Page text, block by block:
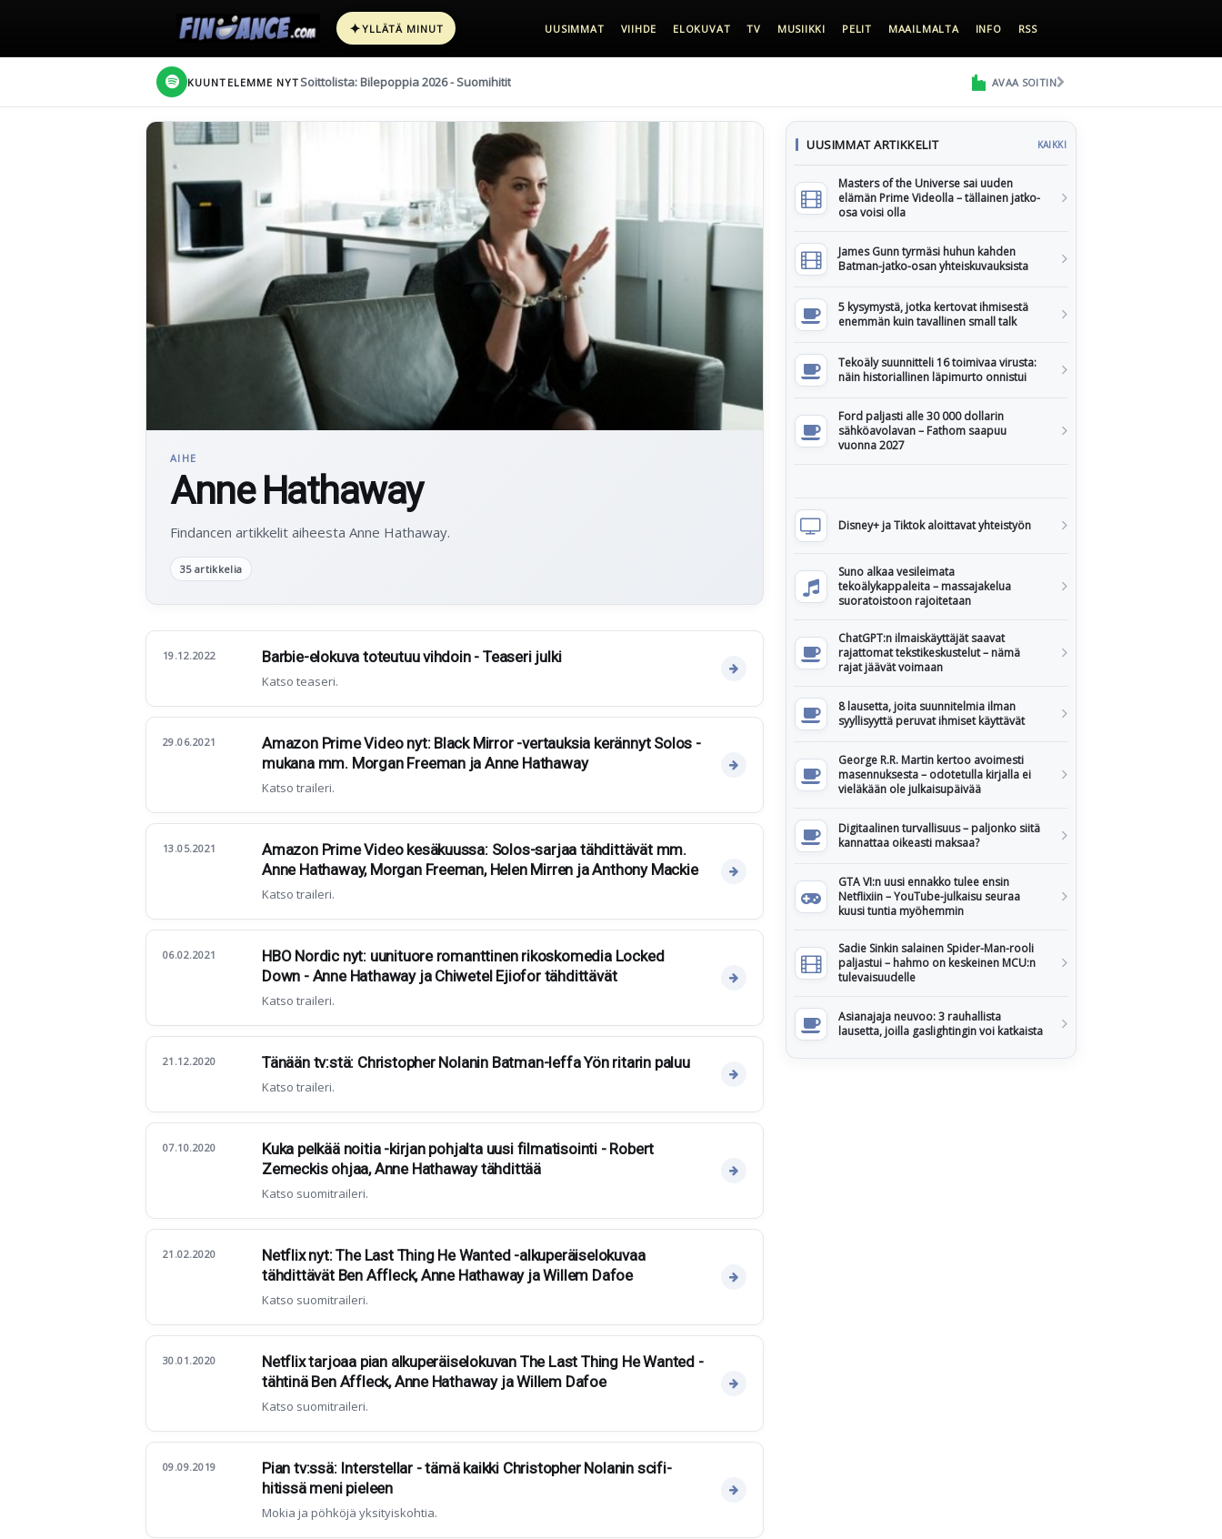
✦YLLÄTÄ MINUT UUSIMMAT VIIHDE ELOKUVAT TV MUSIIKKI PELIT MAAILMALTA INFO RSS
KUUNTELEMME NYT Soittolista: Bilepoppia 2026 - Suomihitit AVAA SOITIN
AIHE
Anne Hathaway
Findancen artikkelit aiheesta Anne Hathaway.
35 artikkelia
19.12.2022 Barbie-elokuva toteutuu vihdoin - Teaseri julki
Katso teaseri.
29.06.2021
Amazon Prime Video nyt: Black Mirror -vertauksia kerännyt Solos -
mukana mm. Morgan Freeman ja Anne Hathaway
Katso traileri.
13.05.2021
Amazon Prime Video kesäkuussa: Solos-sarjaa tähdittävät mm.
Anne Hathaway, Morgan Freeman, Helen Mirren ja Anthony Mackie
Katso traileri.
06.02.2021
HBO Nordic nyt: uunituore romanttinen rikoskomedia Locked
Down - Anne Hathaway ja Chiwetel Ejiofor tähdittävät
Katso traileri.
21.12.2020 Tänään tv:stä: Christopher Nolanin Batman-leffa Yön ritarin paluu
Katso traileri.
07.10.2020
Kuka pelkää noitia -kirjan pohjalta uusi filmatisointi - Robert
Zemeckis ohjaa, Anne Hathaway tähdittää
Katso suomitraileri.
21.02.2020
Netflix nyt: The Last Thing He Wanted -alkuperäiselokuvaa
tähdittävät Ben Affleck, Anne Hathaway ja Willem Dafoe
Katso suomitraileri.
30.01.2020
Netflix tarjoaa pian alkuperäiselokuvan The Last Thing He Wanted -
tähtinä Ben Affleck, Anne Hathaway ja Willem Dafoe
Katso suomitraileri.
09.09.2019
Pian tv:ssä: Interstellar - tämä kaikki Christopher Nolanin scifi-
hitissä meni pieleen
Mokia ja pöhköjä yksityiskohtia.
UUSIMMAT ARTIKKELIT KAIKKI
Masters of the Universe sai uuden
elämän Prime Videolla – tällainen jatko-
osa voisi olla
James Gunn tyrmäsi huhun kahden
Batman-jatko-osan yhteiskuvauksista
5 kysymystä, jotka kertovat ihmisestä
enemmän kuin tavallinen small talk
Tekoäly suunnitteli 16 toimivaa virusta:
näin historiallinen läpimurto onnistui
Ford paljasti alle 30 000 dollarin
sähköavolavan – Fathom saapuu
vuonna 2027
Disney+ ja Tiktok aloittavat yhteistyön
Suno alkaa vesileimata
tekoälykappaleita – massajakelua
suoratoistoon rajoitetaan
ChatGPT:n ilmaiskäyttäjät saavat
rajattomat tekstikeskustelut – nämä
rajat jäävät voimaan
8 lausetta, joita suunnitelmia ilman
syyllisyyttä peruvat ihmiset käyttävät
George R.R. Martin kertoo avoimesti
masennuksesta – odotetulla kirjalla ei
vieläkään ole julkaisupäivää
Digitaalinen turvallisuus – paljonko siitä
kannattaa oikeasti maksaa?
GTA VI:n uusi ennakko tulee ensin
Netflixiin – YouTube-julkaisu seuraa
kuusi tuntia myöhemmin
Sadie Sinkin salainen Spider-Man-rooli
paljastui – hahmo on keskeinen MCU:n
tulevaisuudelle
Asianajaja neuvoo: 3 rauhallista
lausetta, joilla gaslightingin voi katkaista